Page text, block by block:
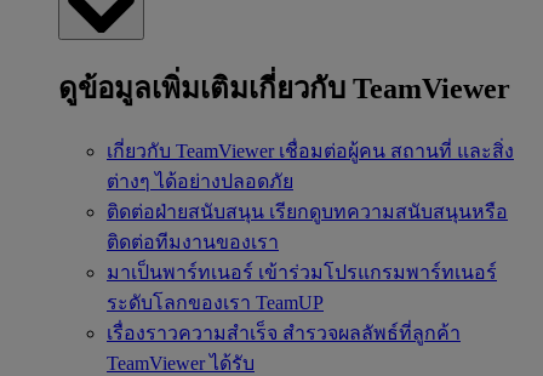
ดูข้อมูลเพิ่มเติมเกี่ยวกับ TeamViewer
เกี่ยวกับ TeamViewer เชื่อมต่อผู้คน สถานที่ และสิ่ง
ต่างๆ ได้อย่างปลอดภัย
ติดต่อฝ่ายสนับสนุน เรียกดูบทความสนับสนุนหรือ
ติดต่อทีมงานของเรา
มาเป็นพาร์ทเนอร์ เข้าร่วมโปรแกรมพาร์ทเนอร์
ระดับโลกของเรา TeamUP
เรื่องราวความสำเร็จ สำรวจผลลัพธ์ที่ลูกค้า
TeamViewer ได้รับ